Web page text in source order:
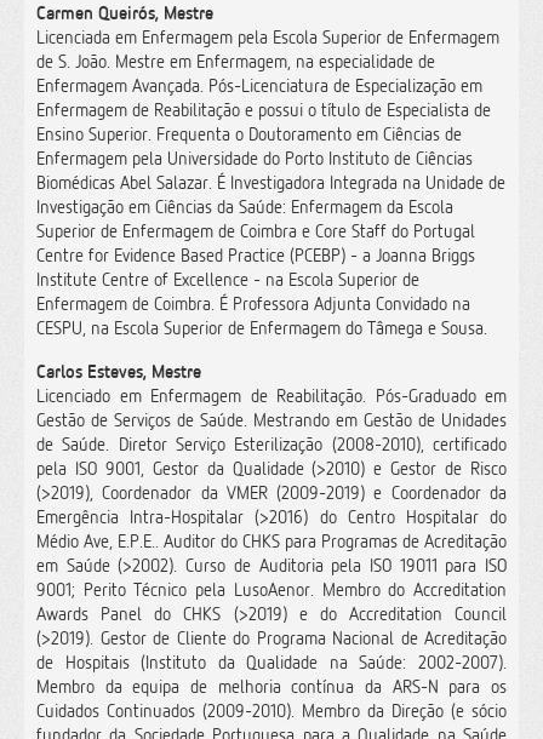
Carmen Queirós, Mestre
Licenciada em Enfermagem pela Escola Superior de Enfermagem
de S. João. Mestre em Enfermagem, na especialidade de
Enfermagem Avançada. Pós-Licenciatura de Especialização em
Enfermagem de Reabilitação e possui o título de Especialista de
Ensino Superior. Frequenta o Doutoramento em Ciências de
Enfermagem pela Universidade do Porto Instituto de Ciências
Biomédicas Abel Salazar. É Investigadora Integrada na Unidade de
Investigação em Ciências da Saúde: Enfermagem da Escola
Superior de Enfermagem de Coimbra e Core Staff do Portugal
Centre for Evidence Based Practice (PCEBP) - a Joanna Briggs
Institute Centre of Excellence - na Escola Superior de
Enfermagem de Coimbra. É Professora Adjunta Convidado na
CESPU, na Escola Superior de Enfermagem do Tâmega e Sousa.
Carlos Esteves, Mestre
Licenciado em Enfermagem de Reabilitação. Pós-Graduado em
Gestão de Serviços de Saúde. Mestrando em Gestão de Unidades
de Saúde. Diretor Serviço Esterilização (2008-2010), certificado
pela ISO 9001, Gestor da Qualidade (>2010) e Gestor de Risco
(>2019), Coordenador da VMER (2009-2019) e Coordenador da
Emergência Intra-Hospitalar (>2016) do Centro Hospitalar do
Médio Ave, E.P.E.. Auditor do CHKS para Programas de Acreditação
em Saúde (>2002). Curso de Auditoria pela ISO 19011 para ISO
9001; Perito Técnico pela LusoAenor. Membro do Accreditation
Awards Panel do CHKS (>2019) e do Accreditation Council
(>2019). Gestor de Cliente do Programa Nacional de Acreditação
de Hospitais (Instituto da Qualidade na Saúde: 2002-2007).
Membro da equipa de melhoria contínua da ARS-N para os
Cuidados Continuados (2009-2010). Membro da Direção (e sócio